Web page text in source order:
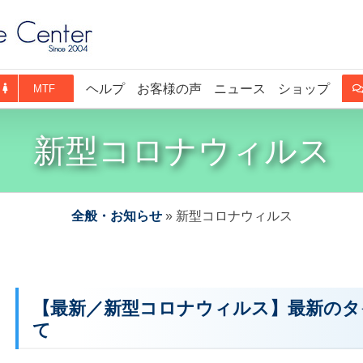
MTF ヘルプ お客様の声 ニュース ショップ
新型コロナウィルス
全般・お知らせ» 新型コロナウィルス
【最新／新型コロナウィルス】最新の
て